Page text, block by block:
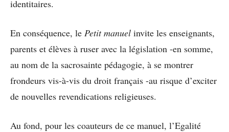
identitaires.
En conséquence, le Petit manuel invite les enseignants,
parents et élèves à ruser avec la législation -en somme,
au nom de la sacrosainte pédagogie, à se montrer
frondeurs vis-à-vis du droit français -au risque d’exciter
de nouvelles revendications religieuses.
Au fond, pour les coauteurs de ce manuel, l’Egalité